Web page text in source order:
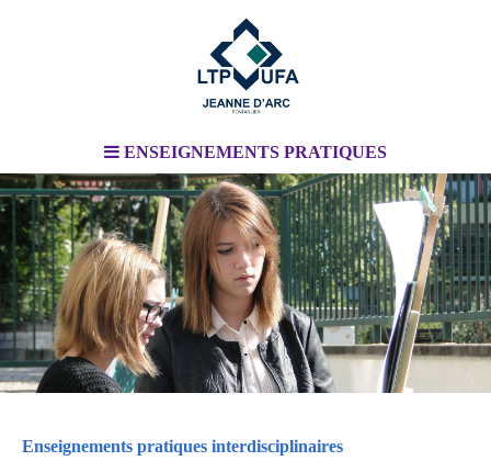
ENSEIGNEMENTS PRATIQUES
.
.
Enseignements pratiques interdisciplinaires